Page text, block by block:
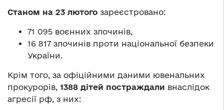
Станом на 23 лютого зареєстровано:
71 095 воєнних злочинів,
16 817 злочинів проти національної безпеки
України.
Крім того, за офіційними даними ювенальних
прокурорів, 1388 дітей постраждали внаслідок
агресії рф, з них: